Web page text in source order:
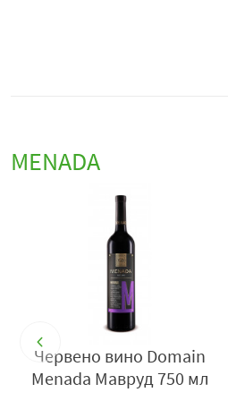
MENADA
Червено вино Domain
Menada Мавруд 750 мл